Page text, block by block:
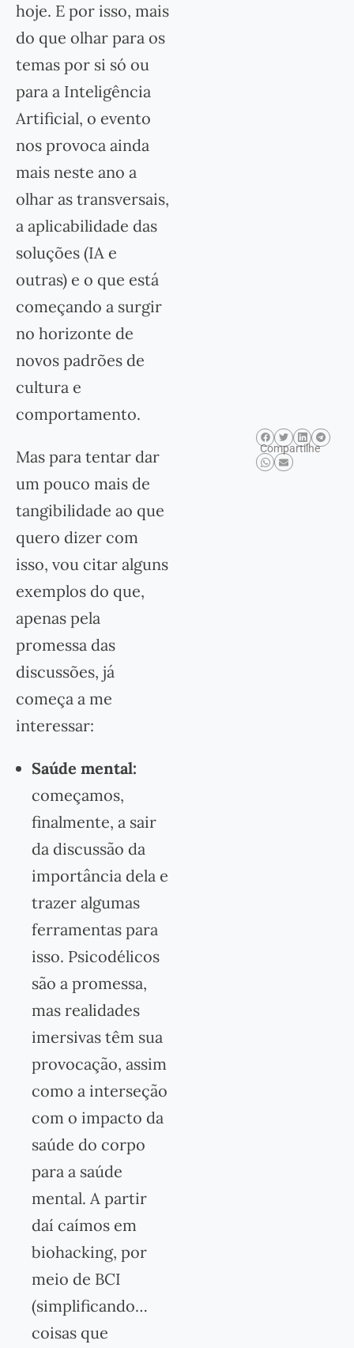
hoje. E por isso, mais
do que olhar para os
temas por si só ou
para a Inteligência
Artificial, o evento
nos provoca ainda
mais neste ano a
olhar as transversais,
a aplicabilidade das
soluções (IA e
outras) e o que está
começando a surgir
no horizonte de
novos padrões de
cultura e
comportamento.
Mas para tentar dar
um pouco mais de
tangibilidade ao que
quero dizer com
isso, vou citar alguns
exemplos do que,
apenas pela
promessa das
discussões, já
começa a me
interessar:
Saúde mental:
começamos,
finalmente, a sair
da discussão da
importância dela e
trazer algumas
ferramentas para
isso. Psicodélicos
são a promessa,
mas realidades
imersivas têm sua
provocação, assim
como a interseção
com o impacto da
saúde do corpo
para a saúde
mental. A partir
daí caímos em
biohacking, por
meio de BCI
(simplificando…
coisas que
Compartilhe